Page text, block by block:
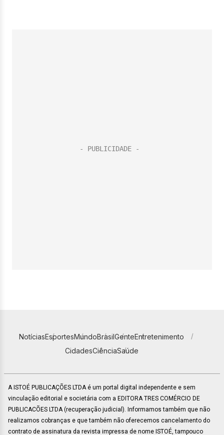
NotíciasEsportesMundoBrasilGenteEntretenimento
CidadesCiênciaSaúde
A ISTOÉ PUBLICAÇÕES LTDA é um portal digital independente e sem
vinculação editorial e societária com a EDITORA TRES COMÉRCIO DE
PUBLICACÕES LTDA (recuperação judicial). Informamos também que não
realizamos cobranças e que também não oferecemos cancelamento do
contrato de assinatura da revista impressa de nome ISTOÉ, tampouco